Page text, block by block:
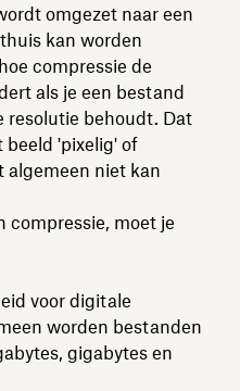
omgezet naar een
kan worden
compressie de
als je een bestand
resolutie behoudt. Dat
beeld 'pixelig' of
algemeen niet kan
compressie, moet je
voor digitale
worden bestanden
gigabytes en